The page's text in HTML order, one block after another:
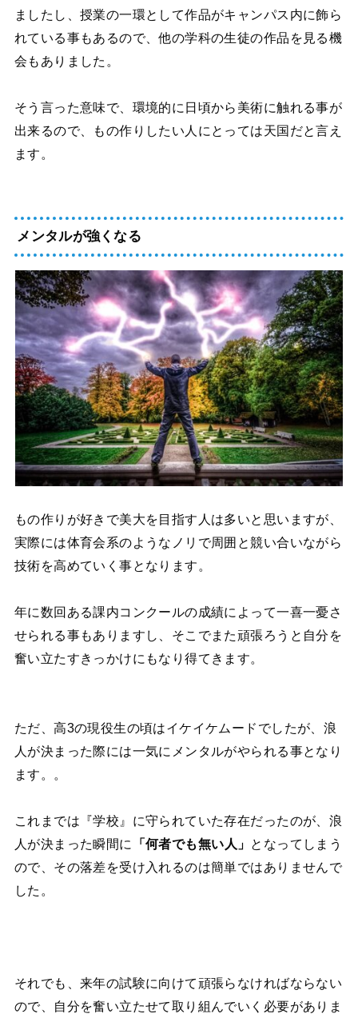
ましたし、授業の一環として作品がキャンパス内に飾ら
れている事もあるので、他の学科の生徒の作品を見る機
会もありました。
そう言った意味で、環境的に日頃から美術に触れる事が
出来るので、もの作りしたい人にとっては天国だと言え
ます。
メンタルが強くなる
もの作りが好きで美大を目指す人は多いと思いますが、
実際には体育会系のようなノリで周囲と競い合いながら
技術を高めていく事となります。
年に数回ある課内コンクールの成績によって一喜一憂さ
せられる事もありますし、そこでまた頑張ろうと自分を
奮い立たすきっかけにもなり得てきます。
ただ、高3の現役生の頃はイケイケムードでしたが、浪
人が決まった際には一気にメンタルがやられる事となり
ます。。
これまでは『学校』に守られていた存在だったのが、浪
人が決まった瞬間に
「何者でも無い人」 となってしまう
ので、その落差を受け入れるのは簡単ではありませんで
した。
それでも、来年の試験に向けて頑張らなければならない
ので、自分を奮い立たせて取り組んでいく必要がありま